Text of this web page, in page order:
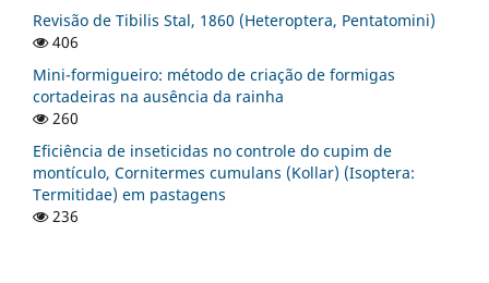
Revisão de Tibilis Stal, 1860 (Heteroptera, Pentatomini)
406
Mini-formigueiro: método de criação de formigas
cortadeiras na ausência da rainha
260
Eficiência de inseticidas no controle do cupim de
montículo, Cornitermes cumulans (Kollar) (Isoptera:
Termitidae) em pastagens
236